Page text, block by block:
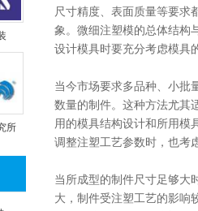
所
尺寸精度、表面质量等要求
象。微细注塑模的总体结构
设计模具时要充分考虑模具
当今市场要求多品种、小批
数量的制件。这种方法尤其
用的模具结构设计和所用模
调整注塑工艺参数时，也考
当所成型的制件尺寸足够大
大，制件受注塑工艺的影响